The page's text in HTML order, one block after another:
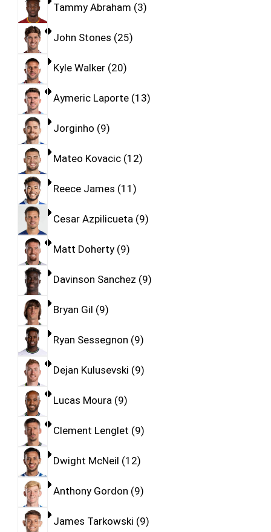
Tammy Abraham 3
John Stones 25
Kyle Walker 20
Aymeric Laporte 13
Jorginho 9
Mateo Kovacic 12
Reece James 11
Cesar Azpilicueta 9
Matt Doherty 9
Davinson Sanchez 9
Bryan Gil 9
Ryan Sessegnon 9
Dejan Kulusevski 9
Lucas Moura 9
Clement Lenglet 9
Dwight McNeil 12
Anthony Gordon 9
James Tarkowski 9